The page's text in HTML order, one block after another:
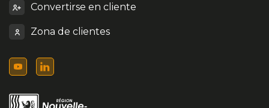
Convertirse en cliente
Zona de clientes